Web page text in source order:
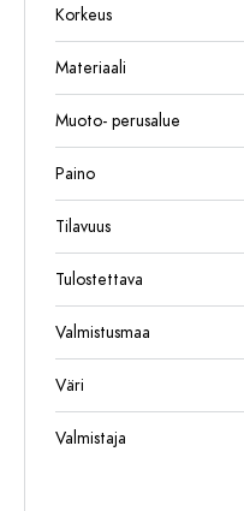
Korkeus
Materiaali
Muoto- perusalue
Paino
Tilavuus
Tulostettava
Valmistusmaa
Väri
Valmistaja